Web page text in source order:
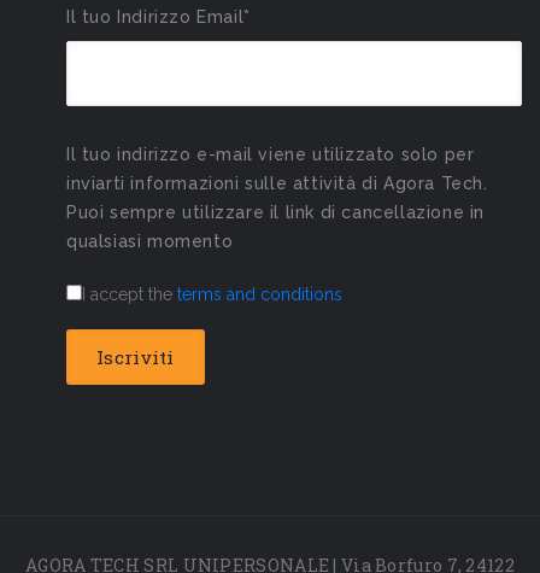
Il tuo Indirizzo Email*
Il tuo indirizzo e-mail viene utilizzato solo per
inviarti informazioni sulle attività di Agora Tech.
Puoi sempre utilizzare il link di cancellazione in
qualsiasi momento
I accept the terms and conditions
AGORA TECH SRL UNIPERSONALE | Via Borfuro 7, 24122